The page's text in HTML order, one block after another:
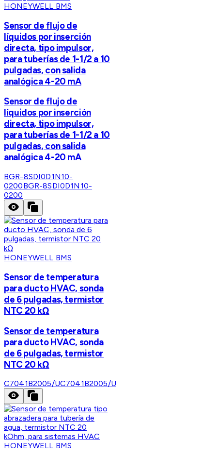
HONEYWELL BMS
Sensor de flujo de
líquidos por inserción
directa, tipo impulsor,
para tuberías de 1-1/2 a 10
pulgadas, con salida
analógica 4-20 mA
Sensor de flujo de
líquidos por inserción
directa, tipo impulsor,
para tuberías de 1-1/2 a 10
pulgadas, con salida
analógica 4-20 mA
BGR-8SDI0D1N10-
0200BGR-8SDI0D1N10-
0200
HONEYWELL BMS
Sensor de temperatura
para ducto HVAC, sonda
de 6 pulgadas, termistor
NTC 20 kΩ
Sensor de temperatura
para ducto HVAC, sonda
de 6 pulgadas, termistor
NTC 20 kΩ
C7041B2005/UC7041B2005/U
HONEYWELL BMS